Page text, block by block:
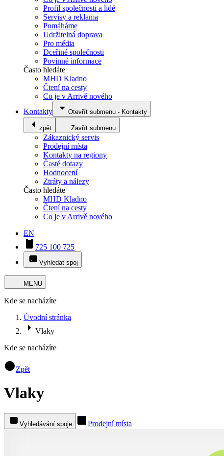
Profil společnosti a lidé
Servisy a reklama
Pomáháme
Udržitelná doprava
Pro média
Dceřiné společnosti
Povinné informace
Často hledáte
MHD Kladno
Čtení na cesty
Co je v Arrivě nového
Kontakty
Otevřít submenu - Kontakty
zpět Zavřít submenu
Zákaznický servis
Prodejní místa
Kontakty na regiony
Časté dotazy
Hodnocení
Ztráty a nálezy
Často hledáte
MHD Kladno
Čtení na cesty
Co je v Arrivě nového
EN
725 100 725
Vyhledat spoj
MENU
Kde se nacházíte
Úvodní stránka
Vlaky
Kde se nacházíte
Zpět
Vlaky
Vyhledávání spoje Prodejní místa